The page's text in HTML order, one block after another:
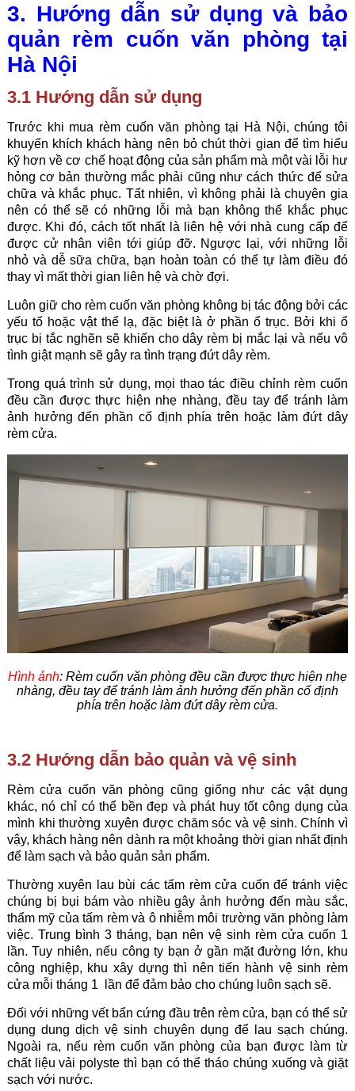
3. Hướng dẫn sử dụng và bảo
quản rèm cuốn văn phòng tại
Hà Nội
3.1 Hướng dẫn sử dụng
Trước khi mua rèm cuốn văn phòng tại Hà Nội, chúng tôi
khuyến khích khách hàng nên bỏ chút thời gian để tìm hiểu
kỹ hơn về cơ chế hoạt động của sản phẩm mà một vài lỗi hư
hỏng cơ bản thường mắc phải cũng như cách thức để sửa
chữa và khắc phục. Tất nhiên, vì không phải là chuyên gia
nên có thể sẽ có những lỗi mà bạn không thể khắc phục
được. Khi đó, cách tốt nhất là liên hệ với nhà cung cấp để
được cử nhân viên tới giúp đỡ. Ngược lại, với những lỗi
nhỏ và dễ sữa chữa, bạn hoàn toàn có thể tự làm điều đó
thay vì mất thời gian liên hệ và chờ đợi.
Luôn giữ cho rèm cuốn văn phòng không bị tác động bởi các
yếu tố hoặc vật thể lạ, đặc biệt là ở phần ổ trục. Bởi khi ổ
trục bị tắc nghẽn sẽ khiến cho dây rèm bị mắc lại và nếu vô
tình giật mạnh sẽ gây ra tình trạng đứt dây rèm.
Trong quá trình sử dụng, mọi thao tác điều chỉnh rèm cuốn
đều cần được thực hiện nhẹ nhàng, đều tay để tránh làm
ảnh hưởng đến phần cố định phía trên hoặc làm đứt dây
rèm cửa.
Hình ảnh: Rèm cuốn văn phòng đều cần được thực hiện nhẹ
nhàng, đều tay để tránh làm ảnh hưởng đến phần cố định
phía trên hoặc làm đứt dây rèm cửa.
3.2 Hướng dẫn bảo quản và vệ sinh
Rèm cửa cuốn văn phòng cũng giống như các vật dụng
khác, nó chỉ có thể bền đẹp và phát huy tốt công dụng của
mình khi thường xuyên được chăm sóc và vệ sinh. Chính vì
vậy, khách hàng nên dành ra một khoảng thời gian nhất định
để làm sạch và bảo quản sản phẩm.
Thường xuyên lau bùi các tấm rèm cửa cuốn để tránh việc
chúng bị bụi bám vào nhiều gây ảnh hưởng đến màu sắc,
thẩm mỹ của tấm rèm và ô nhiễm môi trường văn phòng làm
việc. Trung bình 3 tháng, bạn nên vệ sinh rèm cửa cuốn 1
lần. Tuy nhiên, nếu công ty bạn ở gần mặt đường lớn, khu
công nghiệp, khu xây dựng thì nên tiến hành vệ sinh rèm
cửa mỗi tháng 1 lần để đảm bảo cho chúng luôn sạch sẽ.
Đối với những vết bẩn cứng đầu trên rèm cửa, bạn có thể sử
dụng dung dịch vệ sinh chuyên dụng để lau sạch chúng.
Ngoài ra, nếu rèm cuốn văn phòng của bạn được làm từ
chất liệu vải polyste thì bạn có thể tháo chúng xuống và giặt
sạch với nước.